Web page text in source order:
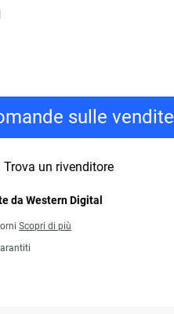
sulle vendite
Trova un rivenditore
da Western Digital
Scopri di più